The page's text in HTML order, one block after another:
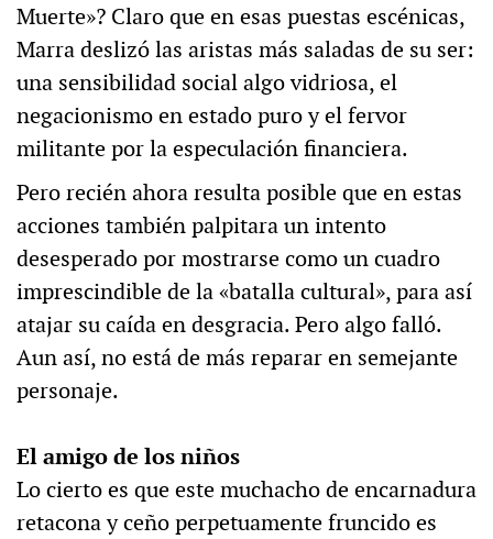
Muerte»? Claro que en esas puestas escénicas,
Marra deslizó las aristas más saladas de su ser:
una sensibilidad social algo vidriosa, el
negacionismo en estado puro y el fervor
militante por la especulación financiera.
Pero recién ahora resulta posible que en estas
acciones también palpitara un intento
desesperado por mostrarse como un cuadro
imprescindible de la «batalla cultural», para así
atajar su caída en desgracia. Pero algo falló.
Aun así, no está de más reparar en semejante
personaje.
El amigo de los niños
Lo cierto es que este muchacho de encarnadura
retacona y ceño perpetuamente fruncido es